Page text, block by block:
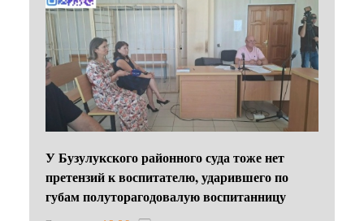
У Бузулукского районного суда тоже нет
претензий к воспитателю, ударившего по
губам полуторагодовалую воспитанницу